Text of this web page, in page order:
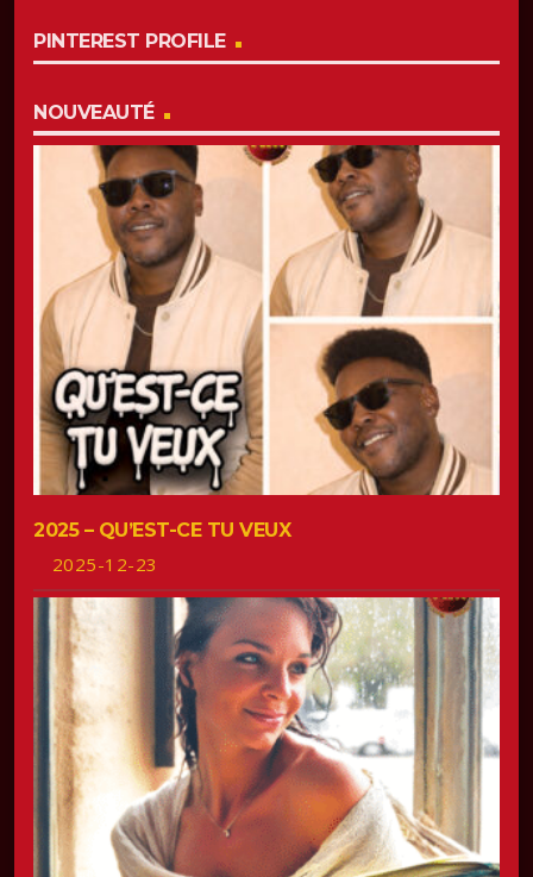
PINTEREST PROFILE
NOUVEAUTÉ
2025 – QU’EST-CE TU VEUX
2025-12-23